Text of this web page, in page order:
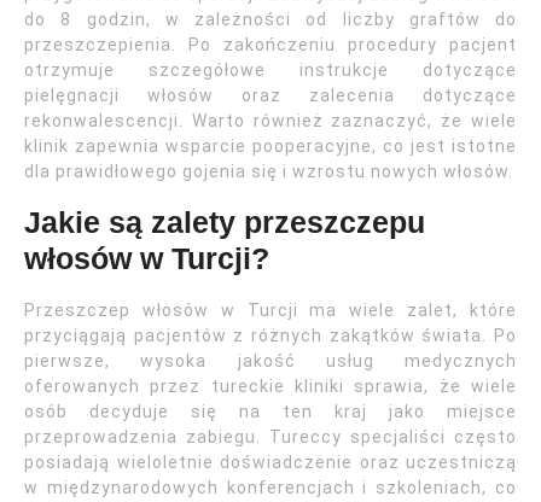
do 8 godzin, w zależności od liczby graftów do
przeszczepienia. Po zakończeniu procedury pacjent
otrzymuje szczegółowe instrukcje dotyczące
pielęgnacji włosów oraz zalecenia dotyczące
rekonwalescencji. Warto również zaznaczyć, że wiele
klinik zapewnia wsparcie pooperacyjne, co jest istotne
dla prawidłowego gojenia się i wzrostu nowych włosów.
Jakie są zalety przeszczepu
włosów w Turcji?
Przeszczep włosów w Turcji ma wiele zalet, które
przyciągają pacjentów z różnych zakątków świata. Po
pierwsze, wysoka jakość usług medycznych
oferowanych przez tureckie kliniki sprawia, że wiele
osób decyduje się na ten kraj jako miejsce
przeprowadzenia zabiegu. Tureccy specjaliści często
posiadają wieloletnie doświadczenie oraz uczestniczą
w międzynarodowych konferencjach i szkoleniach, co